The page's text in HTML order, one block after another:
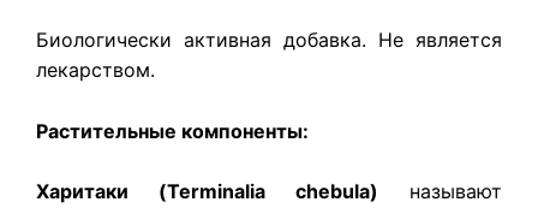
Биологически активная добавка. Не является
лекарством.
Растительные компоненты:
Харитаки (Terminalia chebula) называют